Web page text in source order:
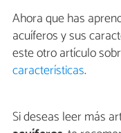
Ahora que has
acuíferos y sus
este otro artículo
características.
Si deseas leer más